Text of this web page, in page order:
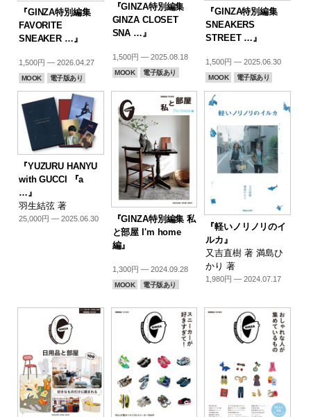
『GINZA特別編集
FAVORITE
SNEAKER …』
1,500円 — 2026.04.27
MOOK 電子版あり
『GINZA特別編集
GINZA CLOSET
SNA …』
1,500円 — 2025.08.18
MOOK 電子版あり
『GINZA特別編集
SNEAKERS
STREET …』
1,500円 — 2025.06.30
MOOK 電子版あり
『YUZURU HANYU
with GUCCI 『a
…』
羽生結弦 著
25,000円 — 2025.06.30
『GINZA特別編集 私
と部屋 I'm home
編』
1,300円 — 2024.09.28
MOOK 電子版あり
『軽いノリノリのイ
ルカ』
又吉直樹 著 満島ひ
かり 著
1,980円 — 2024.07.17